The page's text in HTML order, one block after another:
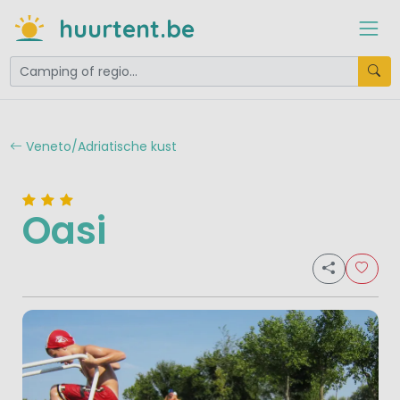
huurtent.be
Veneto/Adriatische kust
Oasi